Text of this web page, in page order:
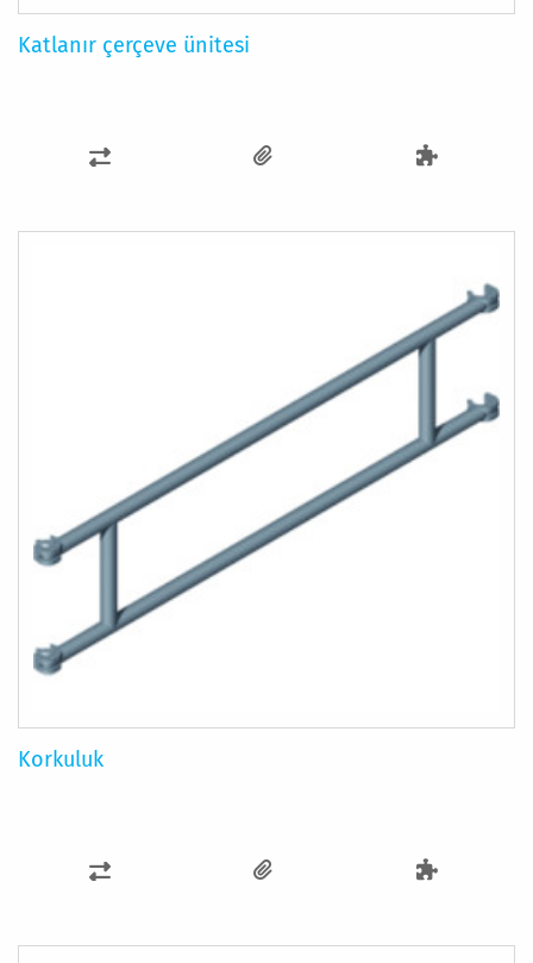
Katlanır çerçeve ünitesi
KARŞILAŞTIRMA
EKLE
Korkuluk
KARŞILAŞTIRMA
EKLE